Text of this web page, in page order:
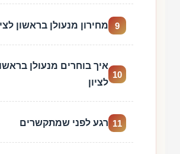
9 מחירון מנעולן בראשון
10
איך בוחרים מנעולן
לציון
11 רגע לפני שמתקשרים